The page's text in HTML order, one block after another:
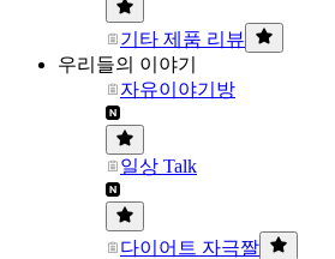
기타 제품 리뷰
우리들의 이야기
자유이야기방
일상 Talk
다이어트 자극짤